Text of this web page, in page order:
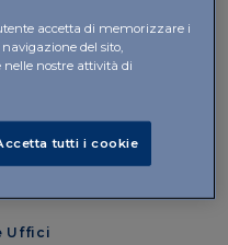
49
Uffici
accetta di memorizzare i
del sito,
nostre attività di
tutti i cookie